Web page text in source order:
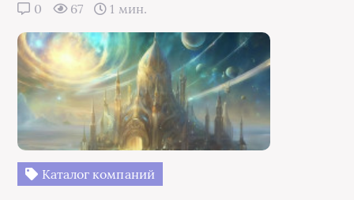
0 67 1 мин.
Каталог компаний